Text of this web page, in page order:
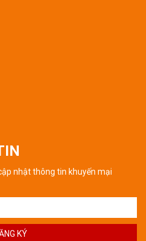
nhật thông tin khuyến mại